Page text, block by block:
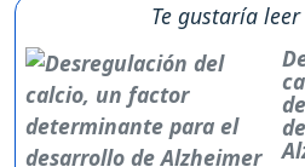
Te gustaría